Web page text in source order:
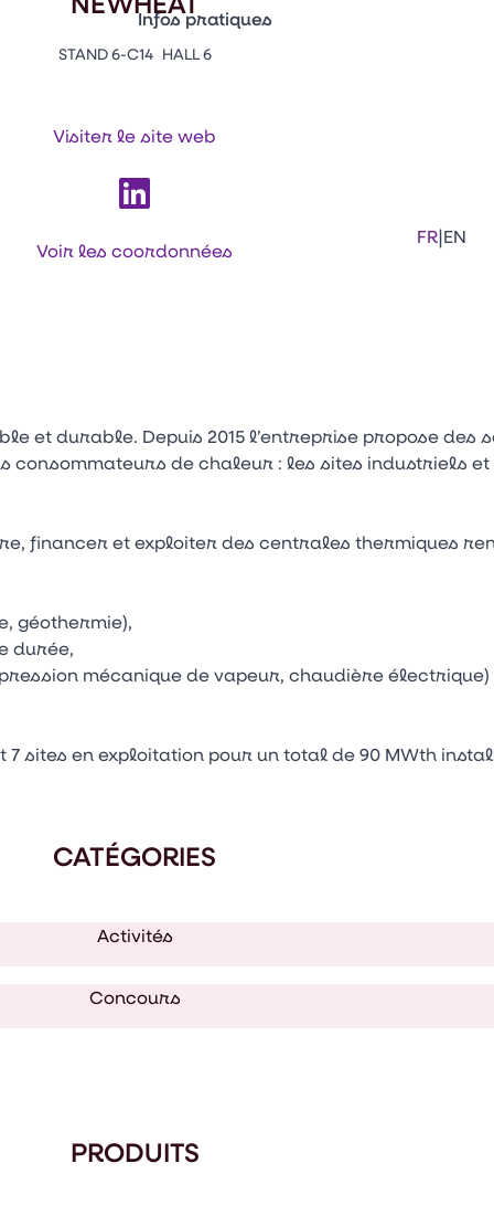
Infos pratiques
Contacts
Appuyez sur Entrée pour ouvrir le lien.
FR|EN
STAND 6-C14 HALL 6
Visiter le site web
Voir les coordonnées
et durable. Depuis 2015 l’entreprise propose des
consommateurs de chaleur : les sites industriels
financer et exploiter des centrales thermiques
géothermie),
durée,
mécanique de vapeur, chaudière électrique)
sites en exploitation pour un total de 90 MWth
CATÉGORIES
Activités
Concours
PRODUITS